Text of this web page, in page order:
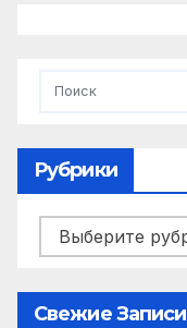
Рубрики
Рубрики
Свежие Записи